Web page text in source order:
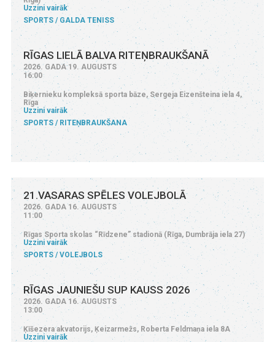
Uzzini vairāk
SPORTS
GALDA TENISS
RĪGAS LIELĀ BALVA RITEŅBRAUKŠANĀ
2026. GADA 19. AUGUSTS
16:00
Biķernieku kompleksā sporta bāze, Sergeja Eizenšteina iela 4,
Rīga
Uzzini vairāk
SPORTS
RITEŅBRAUKŠANA
21.VASARAS SPĒLES VOLEJBOLĀ
2026. GADA 16. AUGUSTS
11:00
Rīgas Sporta skolas “Rīdzene” stadionā (Rīga, Dumbrāja iela 27)
Uzzini vairāk
SPORTS
VOLEJBOLS
RĪGAS JAUNIEŠU SUP KAUSS 2026
2026. GADA 16. AUGUSTS
13:00
Ķīšezera akvatorijs, Ķeizarmežs, Roberta Feldmaņa iela 8A
Uzzini vairāk